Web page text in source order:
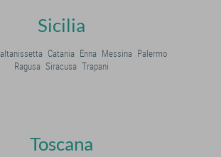
Sicilia
Catania Enna Messina Palermo
Ragusa Siracusa Trapani
Toscana